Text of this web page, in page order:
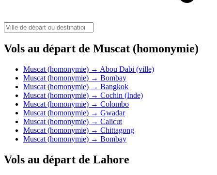
Vols au départ de Muscat (homonymie)
Muscat (homonymie) → Abou Dabi (ville)
Muscat (homonymie) → Bombay
Muscat (homonymie) → Bangkok
Muscat (homonymie) → Cochin (Inde)
Muscat (homonymie) → Colombo
Muscat (homonymie) → Gwadar
Muscat (homonymie) → Calicut
Muscat (homonymie) → Chittagong
Muscat (homonymie) → Bombay
Vols au départ de Lahore